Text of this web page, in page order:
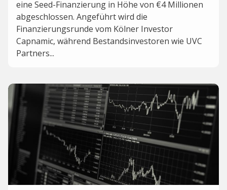
eine Seed-Finanzierung in Höhe von €4 Millionen
abgeschlossen. Angeführt wird die
Finanzierungsrunde vom Kölner Investor
Capnamic, während Bestandsinvestoren wie UVC
Partners...